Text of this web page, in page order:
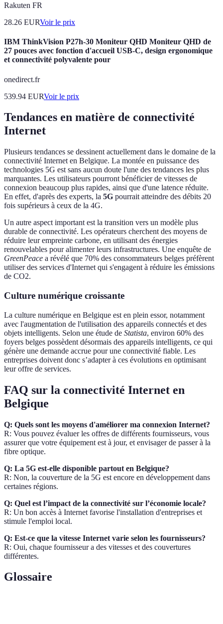
Rakuten FR
28.26 EURVoir le prix
IBM ThinkVision P27h-30 Moniteur QHD Moniteur QHD de
27 pouces avec fonction d'accueil USB-C, design ergonomique
et connectivité polyvalente pour
onedirect.fr
539.94 EURVoir le prix
Tendances en matière de connectivité
Internet
Plusieurs tendances se dessinent actuellement dans le domaine de la
connectivité Internet en Belgique. La montée en puissance des
technologies 5G est sans aucun doute l'une des tendances les plus
marquantes. Les utilisateurs pourront bénéficier de vitesses de
connexion beaucoup plus rapides, ainsi que d'une latence réduite.
En effet, d'après des experts, la 5G pourrait atteindre des débits 20
fois supérieurs à ceux de la 4G.
Un autre aspect important est la transition vers un modèle plus
durable de connectivité. Les opérateurs cherchent des moyens de
réduire leur empreinte carbone, en utilisant des énergies
renouvelables pour alimenter leurs infrastructures. Une enquête de
GreenPeace a révélé que 70% des consommateurs belges préfèrent
utiliser des services d'Internet qui s'engagent à réduire les émissions
de CO2.
Culture numérique croissante
La culture numérique en Belgique est en plein essor, notamment
avec l'augmentation de l'utilisation des appareils connectés et des
objets intelligents. Selon une étude de Statista, environ 60% des
foyers belges possèdent désormais des appareils intelligents, ce qui
génère une demande accrue pour une connectivité fiable. Les
entreprises doivent donc s’adapter à ces évolutions en optimisant
leur offre de services.
FAQ sur la connectivité Internet en
Belgique
Q: Quels sont les moyens d'améliorer ma connexion Internet?
R: Vous pouvez évaluer les offres de différents fournisseurs, vous
assurer que votre équipement est à jour, et envisager de passer à la
fibre optique.
Q: La 5G est-elle disponible partout en Belgique?
R: Non, la couverture de la 5G est encore en développement dans
certaines régions.
Q: Quel est l’impact de la connectivité sur l’économie locale?
R: Un bon accès à Internet favorise l'installation d'entreprises et
stimule l'emploi local.
Q: Est-ce que la vitesse Internet varie selon les fournisseurs?
R: Oui, chaque fournisseur a des vitesses et des couvertures
différentes.
Glossaire